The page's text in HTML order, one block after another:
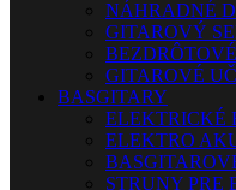
NÁHRADNÉ
GITAROVÝ
GITAROVÉ
BASGITARY
ELEKTRICKÉ
ELEKTRO
STRUNY PRE